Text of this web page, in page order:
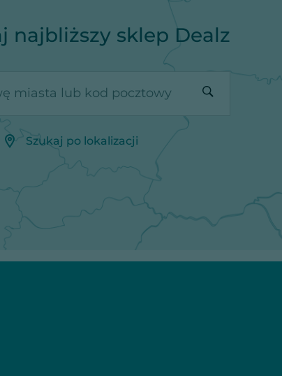
najbliższy sklep Dealz
miasta lub kod pocztowy
Szukaj po lokalizacji